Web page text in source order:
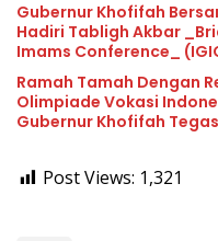
Gubernur Khofifah
Hadiri Tabligh Akbar
Imams Conference_
Peran Masjid sebagai
Keagamaan dan
Ramah Tamah Dengan
Olimpiade Vokasi
Gubernur Khofifah
Post Views: 1,321